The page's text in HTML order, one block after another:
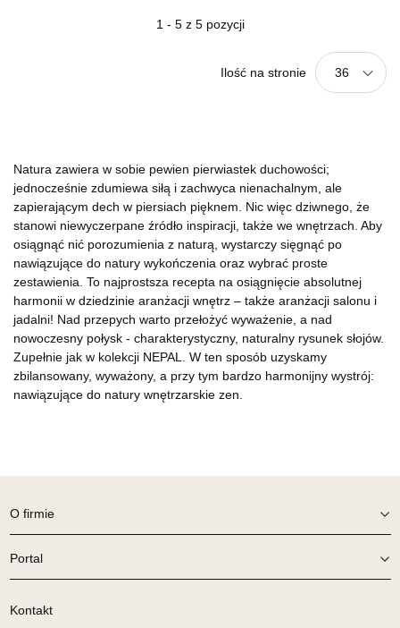
1 - 5 z 5 pozycji
Ilość na stronie 36
Natura zawiera w sobie pewien pierwiastek duchowości;
jednocześnie zdumiewa siłą i zachwyca nienachalnym, ale
zapierającym dech w piersiach pięknem. Nic więc dziwnego, że
stanowi niewyczerpane źródło inspiracji, także we wnętrzach. Aby
osiągnąć nić porozumienia z naturą, wystarczy sięgnąć po
nawiązujące do natury wykończenia oraz wybrać proste
zestawienia. To najprostsza recepta na osiągnięcie absolutnej
harmonii w dziedzinie aranżacji wnętrz – także aranżacji salonu i
jadalni! Nad przepych warto przełożyć wyważenie, a nad
nowoczesny połysk - charakterystyczny, naturalny rysunek słojów.
Zupełnie jak w kolekcji NEPAL. W ten sposób uzyskamy
zbilansowany, wyważony, a przy tym bardzo harmonijny wystrój:
nawiązujące do natury wnętrzarskie zen.
O firmie
Portal
Kontakt